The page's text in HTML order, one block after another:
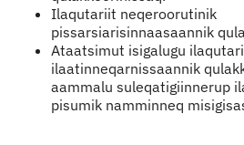
Ilaqutariit neqeroorutinik
pissarsiarisinnaasaannik
Ataatsimut isigalugu
ilaatinneqarnissaannik
aammalu suleqatigiinnerup
pisumik namminneq